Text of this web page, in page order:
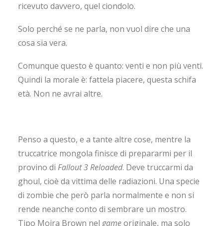
ricevuto davvero, quel ciondolo.
Solo perché se ne parla, non vuol dire che una
cosa sia vera.
Comunque questo è quanto: venti e non più venti.
Quindi la morale è: fattela piacere, questa schifa
età. Non ne avrai altre.
Penso a questo, e a tante altre cose, mentre la
truccatrice mongola finisce di prepararmi per il
provino di Fallout 3 Reloaded. Deve truccarmi da
ghoul, cioè da vittima delle radiazioni. Una specie
di zombie che però parla normalmente e non si
rende neanche conto di sembrare un mostro.
Tipo Moira Brown nel gameoriginale, ma solo